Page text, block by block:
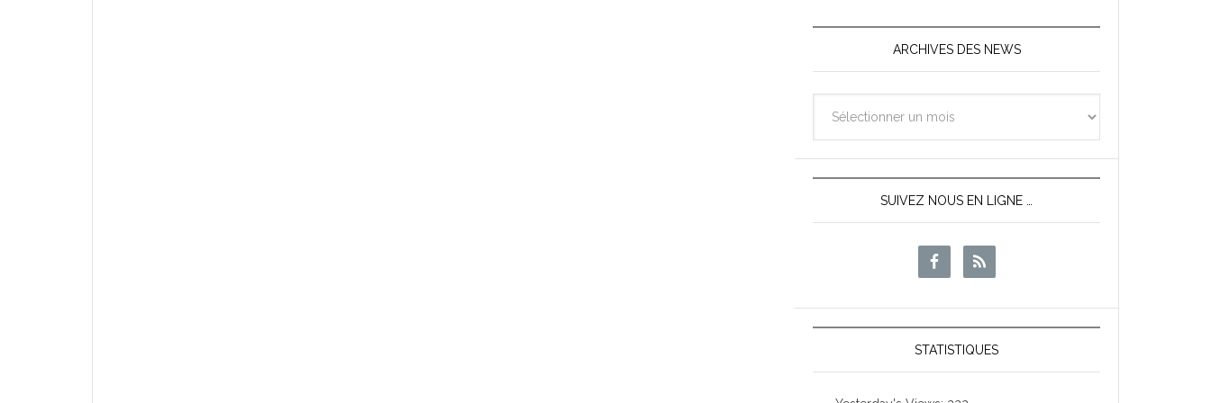
ARCHIVES DES NEWS
des
News
SUIVEZ NOUS EN LIGNE …
STATISTIQUES